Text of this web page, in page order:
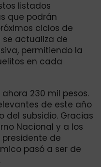
listados
que podrán
ciclos de
actualiza de
permitiendo la
en cada
230 mil pesos.
de este año
del subsidio. Gracias
Nacional y a los
de
pasó a ser de